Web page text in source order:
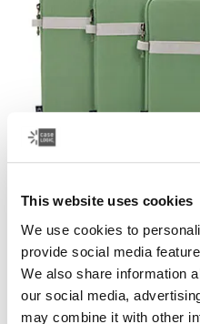
This website uses cookies
We use cookies to
provide social media
We also share information
our social media,
may combine it with other
響き合うテクスチャと遊
デザインした、スタイリッ
リーブのコレクション。